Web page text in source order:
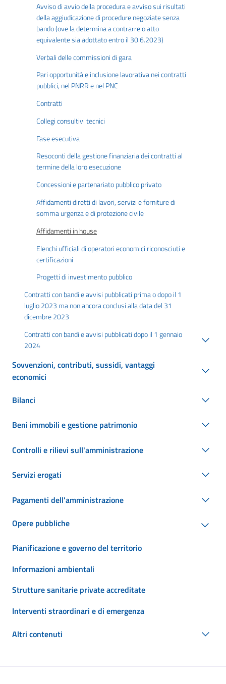
Avviso di avvio della procedura e avviso sui risultati
della aggiudicazione di procedure negoziate senza
bando (ove la determina a contrarre o atto
equivalente sia adottato entro il 30.6.2023)
Verbali delle commissioni di gara
Pari opportunità e inclusione lavorativa nei contratti
pubblici, nel PNRR e nel PNC
Contratti
Collegi consultivi tecnici
Fase esecutiva
Resoconti della gestione finanziaria dei contratti al
termine della loro esecuzione
Concessioni e partenariato pubblico privato
Affidamenti diretti di lavori, servizi e forniture di
somma urgenza e di protezione civile
Affidamenti in house
Elenchi ufficiali di operatori economici riconosciuti e
certificazioni
Progetti di investimento pubblico
Contratti con bandi e avvisi pubblicati prima o dopo il 1
luglio 2023 ma non ancora conclusi alla data del 31
dicembre 2023
Contratti con bandi e avvisi pubblicati dopo il 1 gennaio
2024
Sovvenzioni, contributi, sussidi, vantaggi
economici
Bilanci
Beni immobili e gestione patrimonio
Controlli e rilievi sull'amministrazione
Servizi erogati
Pagamenti dell'amministrazione
Opere pubbliche
Pianificazione e governo del territorio
Informazioni ambientali
Strutture sanitarie private accreditate
Interventi straordinari e di emergenza
Altri contenuti